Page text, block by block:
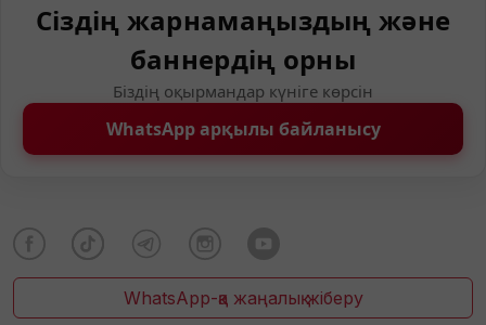
Сіздің жарнамаңыздың және
баннердің орны
Біздің оқырмандар күніге көрсін
WhatsApp арқылы байланысу
WhatsApp-қа жаңалық жіберу